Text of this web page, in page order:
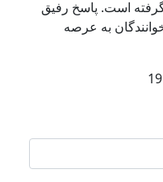
است. پاسخ رفیق
به عرصه